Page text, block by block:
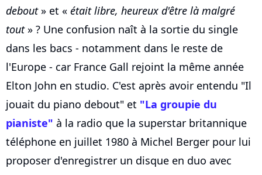
debout» et « était libre, heureux d'être là malgré
tout» ? Une confusion naît à la sortie du single
dans les bacs - notamment dans le reste de
l'Europe - car France Gall rejoint la même année
Elton John en studio. C'est après avoir entendu "Il
jouait du piano debout" et "La groupie du
pianiste" à la radio que la superstar britannique
téléphone en juillet 1980 à Michel Berger pour lui
proposer d'enregistrer un disque en duo avec